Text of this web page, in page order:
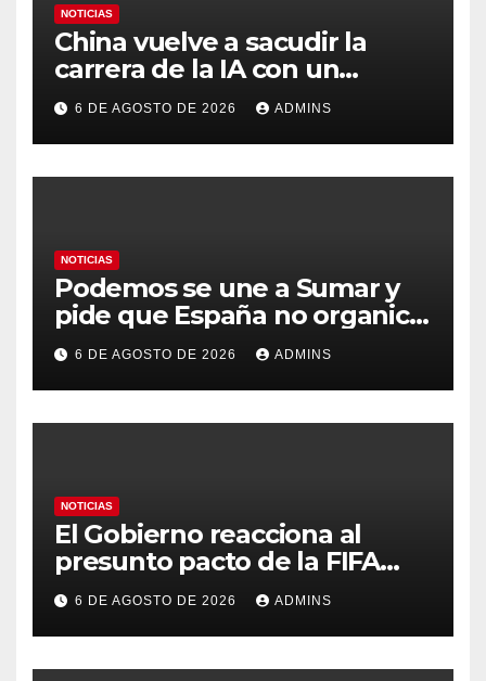
NOTICIAS
China vuelve a sacudir la
carrera de la IA con un
modelo capaz de trabajar
durante días sin intervención
humana
6 DE AGOSTO DE 2026 ADMINS
NOTICIAS
Podemos se une a Sumar y
pide que España no organice
el Mundial 2030 con
Marruecos por «atentar
contra la soberanía nacional»
6 DE AGOSTO DE 2026 ADMINS
NOTICIAS
El Gobierno reacciona al
presunto pacto de la FIFA
con Marruecos para acoger la
final del Mundial 2030:
«Tiene que ser en España»
6 DE AGOSTO DE 2026 ADMINS